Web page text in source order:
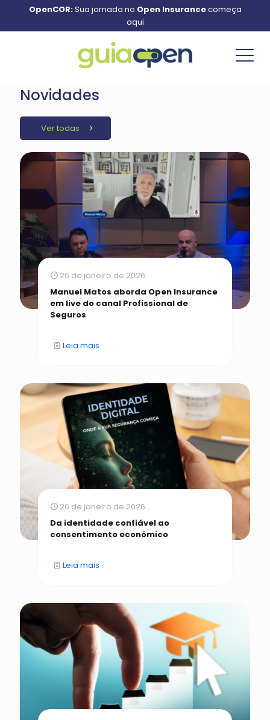
OpenCOR:Sua jornada no Open Insurancecomeça
aqui
Novidades
Ver todas
26 de janeiro de 2026
Manuel Matos aborda Open Insurance
em live do canal Profissional de
Seguros
Leia mais
26 de janeiro de 2026
Da identidade confiável ao
consentimento econômico
Leia mais